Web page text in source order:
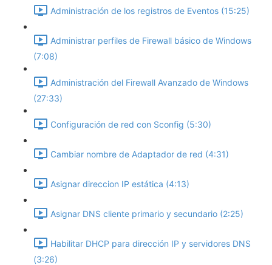
Administración de los registros de Eventos (15:25)
Administrar perfiles de Firewall básico de Windows
(7:08)
Administración del Firewall Avanzado de Windows
(27:33)
Configuración de red con Sconfig (5:30)
Cambiar nombre de Adaptador de red (4:31)
Asignar direccion IP estática (4:13)
Asignar DNS cliente primario y secundario (2:25)
Habilitar DHCP para dirección IP y servidores DNS
(3:26)